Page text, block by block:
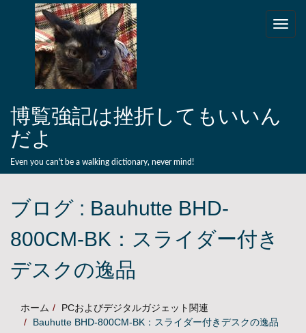
Skip to content
Toggle
博覧強記は挫折してもいいん
だよ
Even you can't be a walking dictionary, never mind!
ブログ : Bauhutte BHD-
800CM-BK：スライダー付き
デスクの逸品
ホーム
PCおよびデジタルガジェット関連
Bauhutte BHD-800CM-BK：スライダー付きデスクの逸品